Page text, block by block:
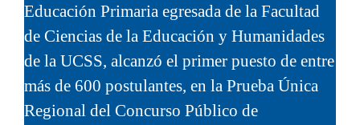
Educación Primaria egresada de la Facultad
de Ciencias de la Educación y Humanidades
de la UCSS, alcanzó el primer puesto de entre
más de 600 postulantes, en la Prueba Única
Regional del Concurso Público de